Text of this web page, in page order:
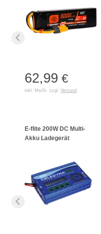
62,99 €
inkl. MwSt. zzgl. Versand
E-flite 200W DC Multi-
Akku Ladegerät